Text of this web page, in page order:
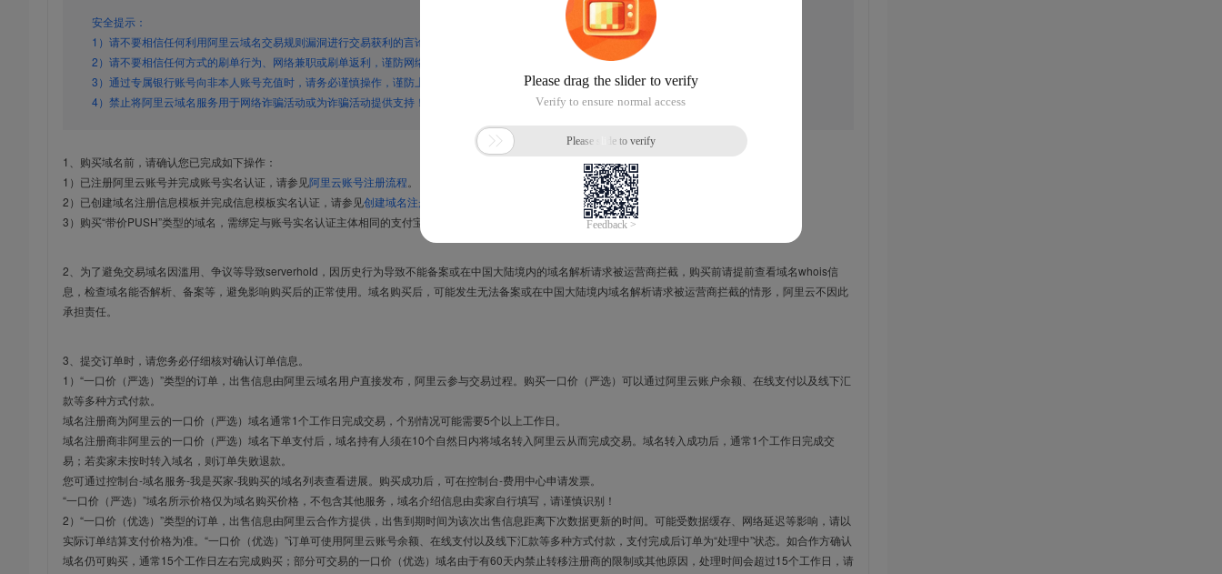
安全提示：
1）请不要相信任何利用阿里云域名交易规则漏洞进行交易获利的言论，谨防上当受骗！
2）请不要相信任何方式的刷单行为、网络兼职或刷单返利，谨防网络诈骗！
3）通过专属银行账号向非本人账号充值时，请务必谨慎操作，谨防上当受骗！
4）禁止将阿里云域名服务用于网络诈骗活动或为诈骗活动提供支持！
1、购买域名前，请确认您已完成如下操作：
1）已注册阿里云账号并完成账号实名认证，请参见阿里云账号注册流程
2）已创建域名注册信息模板并完成信息模板实名认证，请参见创建域名注册信息模板
3）购买“带价PUSH”类型的域名，需绑定与账号实名认证主体相同的支付宝，进入
完成绑定。
2、为了避免交易域名因滥用、争议等导致serverhold，因历史行为导致不能备案或在中国大陆境内的域名解析请求被运营商拦截，购买前请提前查看域名whois信
息，检查域名能否解析、备案等，避免影响购买后的正常使用。域名购买后，可能发生无法备案或在中国大陆境内域名解析请求被运营商拦截的情形，阿里云不因此
承担责任。
3、提交订单时，请您务必仔细核对确认订单信息。
1）“一口价（严选）”类型的订单，出售信息由阿里云域名用户直接发布，阿里云参与交易过程。购买一口价（严选）可以通过阿里云账户余额、在线支付以及线下汇
款等多种方式付款。
域名注册商为阿里云的一口价（严选）域名通常1个工作日完成交易，个别情况可能需要5个以上工作日。
域名注册商非阿里云的一口价（严选）域名下单支付后，域名持有人须在10个自然日内将域名转入阿里云从而完成交易。域名转入成功后，通常1个工作日完成交
易；若卖家未按时转入域名，则订单失败退款。
您可通过控制台-域名服务-我是买家-我购买的域名列表查看进展。购买成功后，可在控制台-费用中心申请发票。
“一口价（严选）”域名所示价格仅为域名购买价格，不包含其他服务，域名介绍信息由卖家自行填写，请谨慎识别！
2）“一口价（优选）”类型的订单，出售信息由阿里云合作方提供，出售到期时间为该次出售信息距离下次数据更新的时间。可能受数据缓存、网络延迟等影响，请以
实际订单结算支付价格为准。“一口价（优选）”订单可使用阿里云账号余额、在线支付以及线下汇款等多种方式付款，支付完成后订单为“处理中”状态。如合作方确认
域名仍可购买，通常15个工作日左右完成购买；部分可交易的一口价（优选）域名由于有60天内禁止转移注册商的限制或其他原因，处理时间会超过15个工作日，请